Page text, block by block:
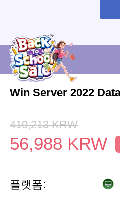
Win Server 2022
410,213 KRW
56,988 KRW
플랫폼: